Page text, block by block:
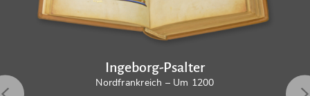
Ingeborg-Psalter
Nordfrankreich – Um 1200